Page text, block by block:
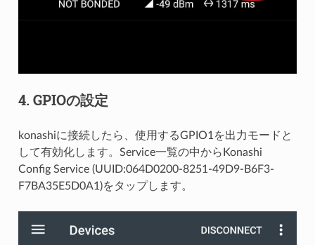
4. GPIOの設定
konashiに接続したら、使用するGPIO1を出力モードと
して有効化します。Service一覧の中からKonashi
Config Service (UUID:064D0200-8251-49D9-B6F3-
F7BA35E5D0A1)をタップします。